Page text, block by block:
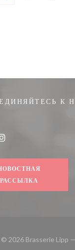
К
РАССЫЛКА
© 2026 Brasserie Lipp